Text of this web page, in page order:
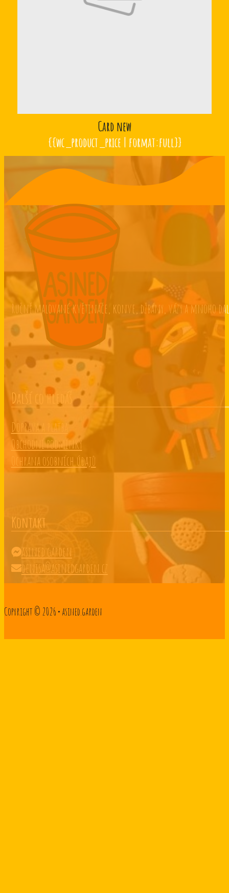
Card new
{{wc_product_price | format:full}}
Ručně malované květináče, konve, džbány, vázy a mnoho
Další co hledáš
Doprava a platba
Obchodní podmínky
Ochrana osobních údajů
Kontakt
asined.garden
denisa@asinedgarden.cz
Copyright © 2026 • asined.garden